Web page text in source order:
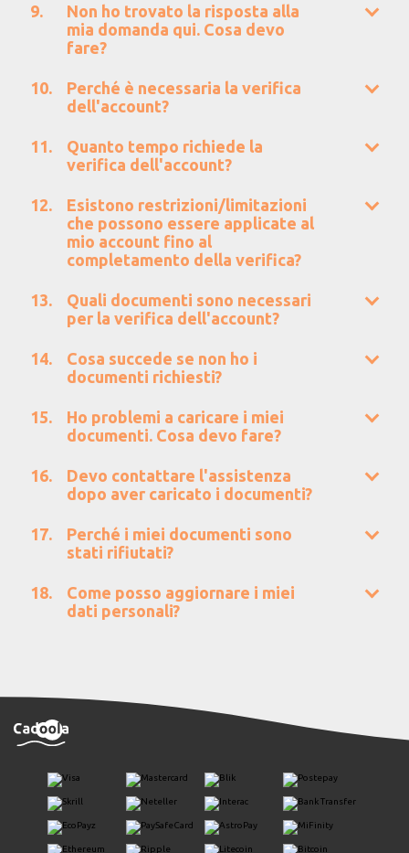
Non ho trovato la risposta alla
mia domanda qui. Cosa devo
fare?
Perché è necessaria la verifica
dell'account?
Quanto tempo richiede la
verifica dell'account?
Esistono restrizioni/limitazioni
che possono essere applicate al
mio account fino al
completamento della verifica?
Quali documenti sono necessari
per la verifica dell'account?
Cosa succede se non ho i
documenti richiesti?
Ho problemi a caricare i miei
documenti. Cosa devo fare?
Devo contattare l'assistenza
dopo aver caricato i documenti?
Perché i miei documenti sono
stati rifiutati?
Come posso aggiornare i miei
dati personali?